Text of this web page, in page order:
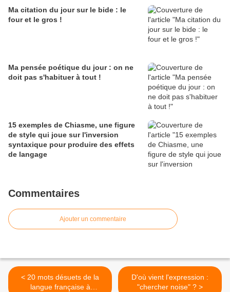
Ma citation du jour sur le bide : le
four et le gros !
Ma pensée poétique du jour : on ne
doit pas s'habituer à tout !
15 exemples de Chiasme, une figure
de style qui joue sur l'inversion
syntaxique pour produire des effets
de langage
Commentaires
Ajouter un commentaire
< 20 mots désuets de la
langue française à
D'où vient l'expression :
"chercher noise" ? >